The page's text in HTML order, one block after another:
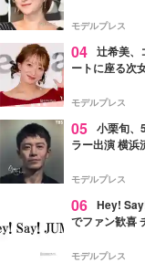
モデルプレス
04 辻希美、
ートに座る次
ぎ」「成長を
モデルプレス
05 小栗旬、
ラー出演 横浜
モデルプレス
06 Hey!
でファン歓喜
モデルプレス